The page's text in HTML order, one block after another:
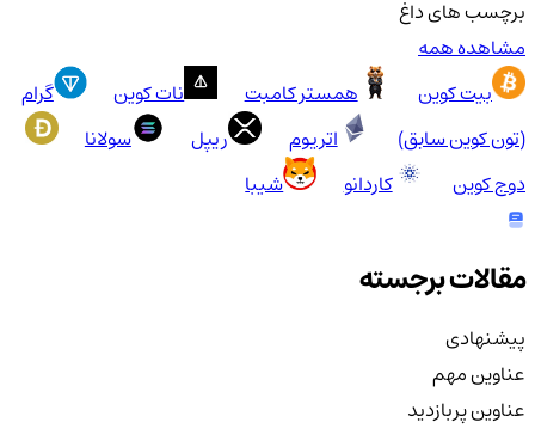
برچسب های داغ
مشاهده همه
بیت کوین
همستر کامبت نات کوین
گرام
(تون کوین سابق)
اتریوم ریپل
سولانا
دوج کوین
کاردانو شیبا
مقالات برجسته
پیشنهادی
عناوین مهم
عناوین پربازدید